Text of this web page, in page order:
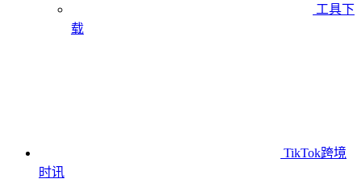
工具下
载
TikTok跨境
时讯